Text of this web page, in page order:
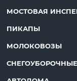
МОСТОВАЯ
ПИКАПЫ
МОЛОКОВОЗЫ